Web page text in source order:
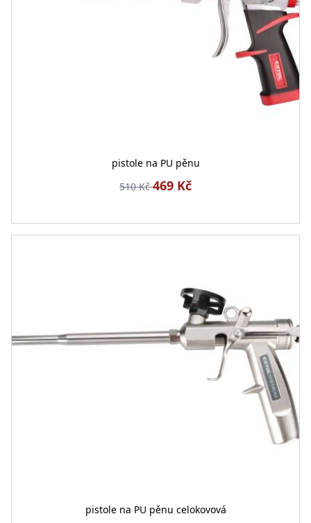
pistole na PU pěnu
510 Kč469 Kč
pistole na PU pěnu celokovová